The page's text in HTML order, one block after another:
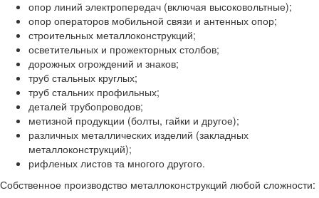
опор линий электропередач (включая высоковольтные);
опор операторов мобильной связи и антенных опор;
строительных металлоконструкций;
осветительных и прожекторных столбов;
дорожных огрождений и знаков;
труб стальных круглых;
труб стальних профильных;
деталей трубопроводов;
метизной продукции (болты, гайки и другое);
различных металлических изделий (закладных
металлоконструкций);
рифленых листов та многого другого.
Собственное производство металлоконструкций любой сложности: